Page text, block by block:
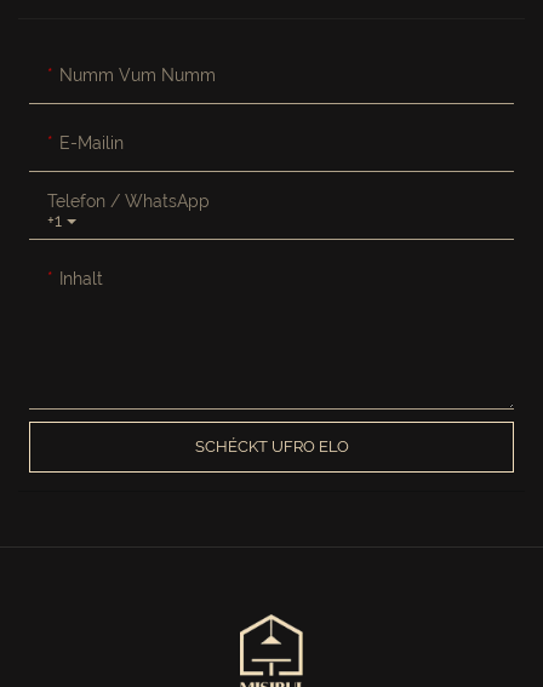
Numm Vum Numm
E-Mailin
+1
Telefon / WhatsApp
Inhalt
SCHÉCKT UFRO ELO